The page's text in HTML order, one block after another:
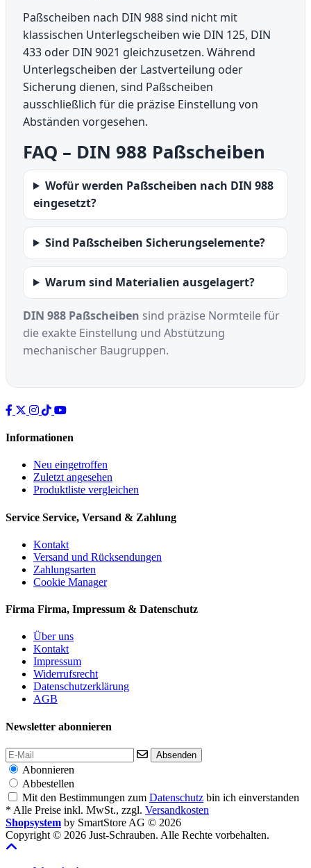
Paßscheiben nach DIN 988 sind nicht mit
klassischen Unterlegscheiben wie DIN 125, DIN
433 oder DIN 9021 gleichzusetzen. Während
Unterlegscheiben der Lastverteilung oder
Sicherung dienen, sind Paßscheiben
ausschließlich für die präzise Einstellung von
Abständen vorgesehen.
FAQ – DIN 988 Paßscheiben
Wofür werden Paßscheiben nach DIN 988
eingesetzt?
Sind Paßscheiben Sicherungselemente?
Warum sind Materialien ausgelagert?
DIN 988 Paßscheiben sind präzise Normteile für
die exakte Einstellung und Abstützung
mechanischer Baugruppen.
Informationen
Neu eingetroffen
Zuletzt angesehen
Produktliste vergleichen
Service Service, Versand & Zahlung
Kontakt
Versand und Rücksendungen
Zahlungsarten
Cookie Manager
Firma Firma, Impressum & Datenschutz
Über uns
Kontakt
Impressum
Widerrufsrecht
Datenschutzerklärung
AGB
Newsletter abonnieren
Absenden
Abonnieren
Abbestellen
Mit den Bestimmungen zum Datenschutz bin ich einverstanden
* Alle Preise inkl. MwSt., zzgl. Versandkosten
Shopsystem by SmartStore AG © 2026
Copyright © 2026 Just-Schrauben. Alle Rechte vorbehalten.